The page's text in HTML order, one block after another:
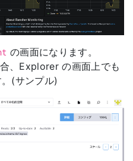
の画面になります。
、Explorer の画面上でも
(サンプル)